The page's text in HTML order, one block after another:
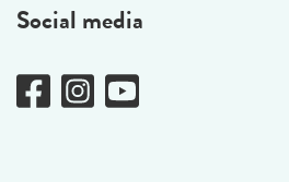
Social media